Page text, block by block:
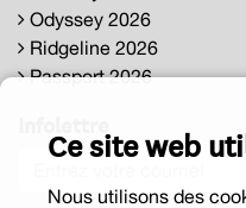
Odyssey 2026
Ridgeline 2026
Passport 2026
Ce site web
Nous utilisons des